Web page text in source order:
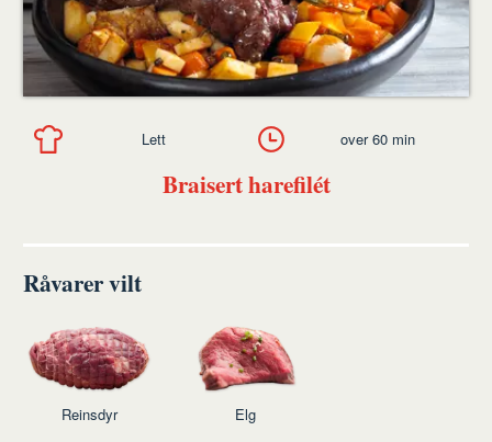
Braisert harefilét
Lett over 60 min
Råvarer vilt
Reinsdyr Elg